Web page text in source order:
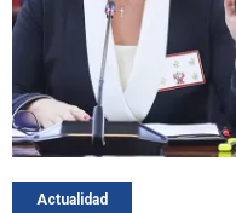
Actualidad